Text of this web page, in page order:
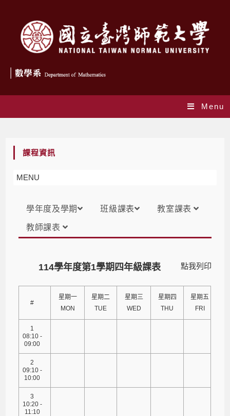
Menu
課程資訊
MENU
學年度及學期 班級課表 教室課表
教師課表
點我列印
114學年度第1學期四年級課表
#
星期一
MON
星期二
TUE
星期三
WED
星期四
THU
星期五
FRI
1
08:10 -
09:00
2
09:10 -
10:00
3
10:20 -
11:10